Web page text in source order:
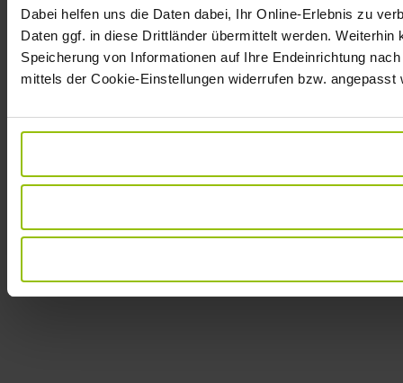
Dabei helfen uns die Daten dabei, Ihr Online-Erlebnis zu
Daten ggf. in diese Drittländer übermittelt werden.
Speicherung von Informationen auf Ihre Endeinrichtung
mittels der Cookie-Einstellungen widerrufen bzw.